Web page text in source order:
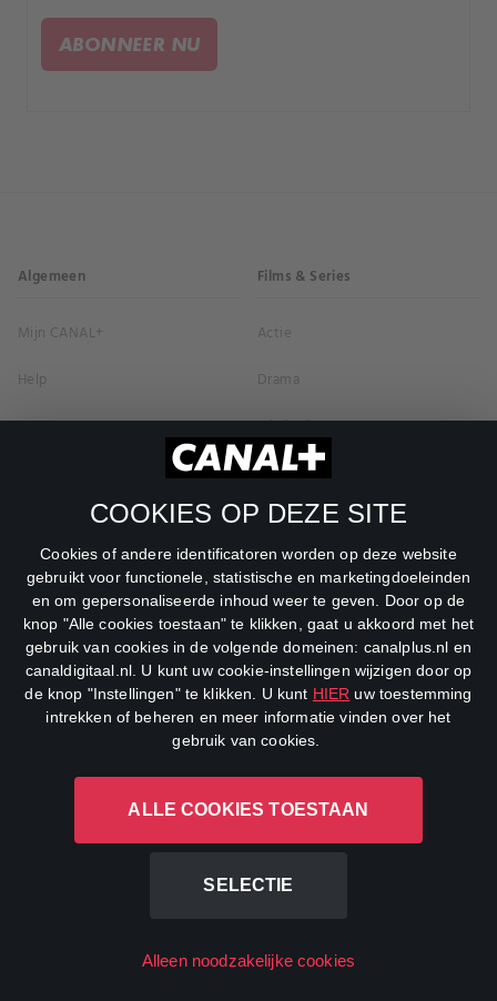
COOKIES OP DEZE SITE
Cookies of andere identificatoren worden op deze website
gebruikt voor functionele, statistische en marketingdoeleinden
en om gepersonaliseerde inhoud weer te geven. Door op de
knop "Alle cookies toestaan" te klikken, gaat u akkoord met het
gebruik van cookies in de volgende domeinen: canalplus.nl en
canaldigitaal.nl. U kunt uw cookie-instellingen wijzigen door op
de knop "Instellingen" te klikken. U kunt HIER uw toestemming
intrekken of beheren en meer informatie vinden over het
gebruik van cookies.
ALLE COOKIES TOESTAAN
SELECTIE
Alleen noodzakelijke cookies
ABONNEER NU
Algemeen
Mijn CANAL+
Help
Contact
Over CANAL+
Pers
Vacatures
Privacybeleid
Cookievoorkeuren
Algemene Voorwaarden
Films & Series
Actie
Drama
Misdaad
Komedie
Documentaire
Thriller
Geschiedenis
Romantiek
Horror
Familie
Sport
NPO 1